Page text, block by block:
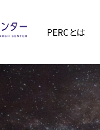
PERCとは